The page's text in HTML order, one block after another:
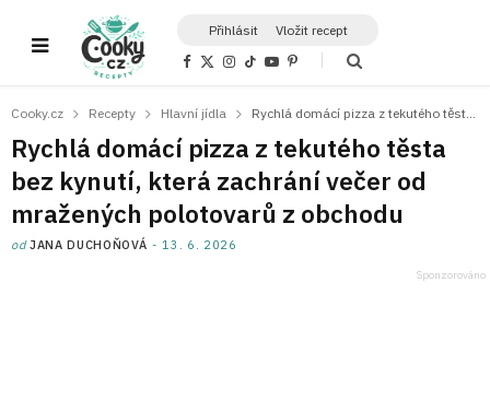
Přihlásit Vložit recept
F
b
o
k
X
i
t
e
r
)
I
a
r
a
m
T
o
Y
u
e
P
e
e
s
t
Cooky.cz Recepty Hlavní jídla
Rychlá domácí pizza z tekutého těsta
bez kynutí, která zachrání večer od
mražených polotovarů z obchodu
odJANA DUCHOŇOVÁ 13. 6. 2026